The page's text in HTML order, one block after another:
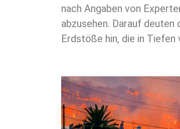
nach Angaben von
abzusehen. Darauf deuten
Erdstöße hin, die in